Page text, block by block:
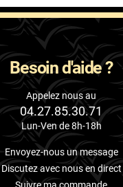
Besoin d'aide ?
Appelez nous au
04.27.85.30.71
Lun-Ven de 8h-18h
Envoyez-nous un message
Discutez avec nous en direct
Suivre ma commande